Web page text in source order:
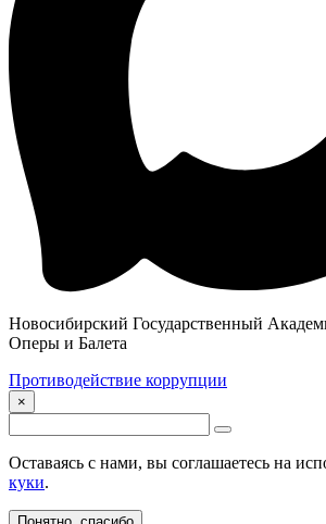
Новосибирский Государственный
Оперы и Балета
Противодействие коррупции
×
Оставаясь с нами, вы соглашаетесь на
куки.